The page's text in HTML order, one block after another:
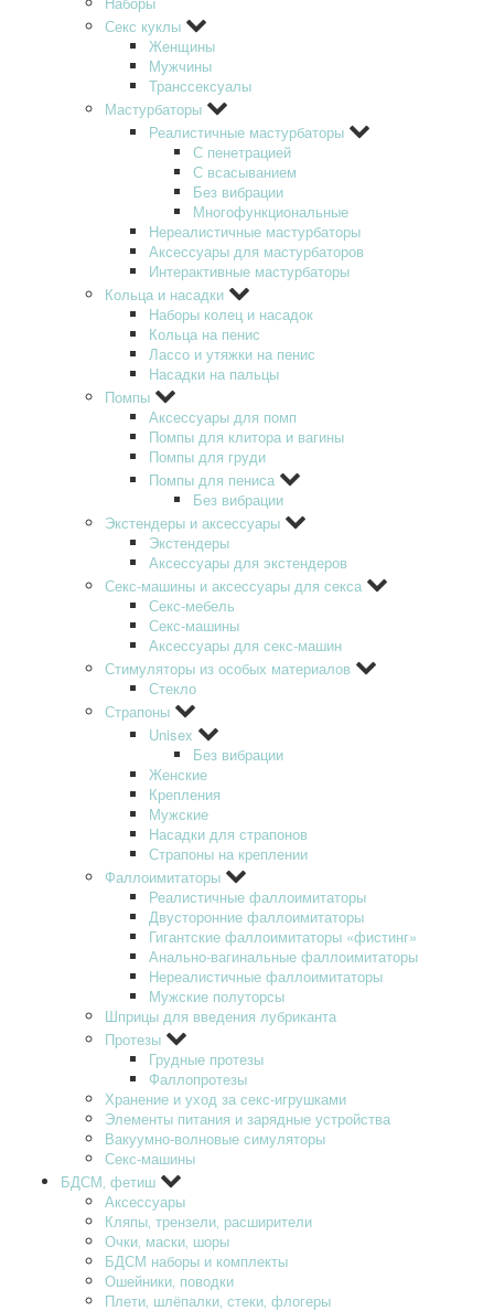
Секс куклы
Женщины
Мужчины
Транссексуалы
Мастурбаторы
Реалистичные мастурбаторы
С пенетрацией
С всасыванием
Без вибрации
Многофункциональные
Нереалистичные мастурбаторы
Аксессуары для мастурбаторов
Интерактивные мастурбаторы
Кольца и насадки
Наборы колец и насадок
Кольца на пенис
Лассо и утяжки на пенис
Насадки на пальцы
Помпы
Аксессуары для помп
Помпы для клитора и вагины
Помпы для груди
Помпы для пениса
Без вибрации
Экстендеры и аксессуары
Экстендеры
Аксессуары для экстендеров
Секс-машины и аксессуары для секса
Секс-мебель
Секс-машины
Аксессуары для секс-машин
Стимуляторы из особых материалов
Стекло
Страпоны
Unisex
Без вибрации
Женские
Крепления
Мужские
Насадки для страпонов
Страпоны на креплении
Фаллоимитаторы
Реалистичные фаллоимитаторы
Двусторонние фаллоимитаторы
Гигантские фаллоимитаторы «фистинг»
Анально-вагинальные фаллоимитаторы
Нереалистичные фаллоимитаторы
Мужские полуторсы
Шприцы для введения лубриканта
Протезы
Грудные протезы
Фаллопротезы
Хранение и уход за секс-игрушками
Элементы питания и зарядные устройства
Вакуумно-волновые симуляторы
Секс-машины
БДСМ‚ фетиш
Аксессуары
Кляпы‚ трензели‚ расширители
Очки‚ маски‚ шоры
БДСМ наборы и комплекты
Ошейники‚ поводки
Плети‚ шлёпалки‚ стеки‚ флогеры